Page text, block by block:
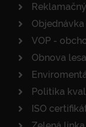
VOP -
Obnova lesa
Politika
ISO